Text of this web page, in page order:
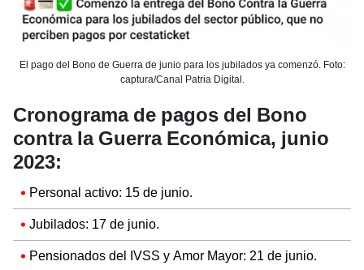
El pago del Bono de Guerra de junio para los jubilados ya comenzó. Foto:
captura/Canal Patria Digital.
Cronograma de pagos del Bono
contra la Guerra Económica, junio
2023:
Personal activo: 15 de junio.
Jubilados: 17 de junio.
Pensionados del IVSS y Amor Mayor: 21 de junio.